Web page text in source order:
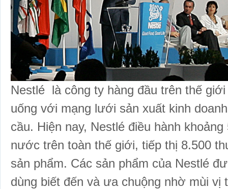
Nestlé là công ty hàng đầu trên thế
uống với mạng lưới sản xuất kinh
cầu. Hiện nay, Nestlé điều hành
nước trên toàn thế giới, tiếp thị 8.500
sản phẩm. Các sản phẩm của Nestlé
dùng biết đến và ưa chuộng nhờ mùi vị